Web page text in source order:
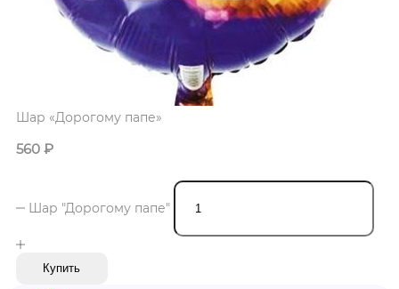
Шар «Дорогому папе»
560 ₽
Шар "Дорогому папе"
Купить